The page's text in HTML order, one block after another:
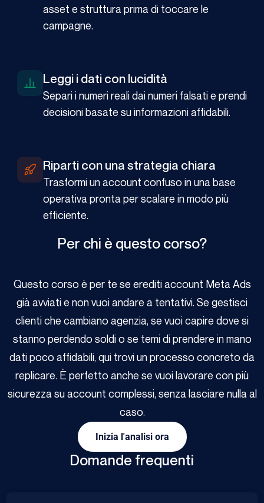
asset e struttura prima di toccare le
campagne.
Leggi i dati con lucidità
Separi i numeri reali dai numeri falsati e prendi
decisioni basate su informazioni affidabili.
Riparti con una strategia chiara
Trasformi un account confuso in una base
operativa pronta per scalare in modo più
efficiente.
Per chi è questo corso?
Questo corso è per te se erediti account Meta Ads
già avviati e non vuoi andare a tentativi. Se gestisci
clienti che cambiano agenzia, se vuoi capire dove si
stanno perdendo soldi o se temi di prendere in mano
dati poco affidabili, qui trovi un processo concreto da
replicare. È perfetto anche se vuoi lavorare con più
sicurezza su account complessi, senza lasciare nulla al
caso.
Inizia l'analisi ora
Domande frequenti